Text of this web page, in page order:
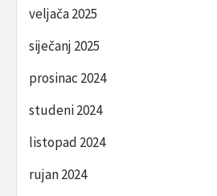
veljača 2025
siječanj 2025
prosinac 2024
studeni 2024
listopad 2024
rujan 2024